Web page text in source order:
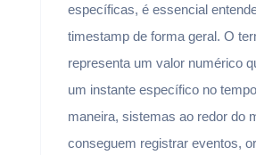
específicas, é essencial
timestamp de forma geral. O
representa um valor numérico
um instante específico no
maneira, sistemas ao redor do
conseguem registrar eventos,